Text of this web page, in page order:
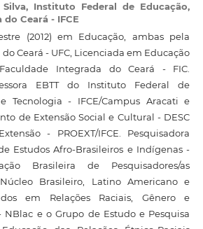
Instituto Federal de Educação,
Ceará - IFCE
(2012) em Educação, ambas pela
Ceará - UFC, Licenciada em Educação
Integrada do Ceará - FIC.
EBTT do Instituto Federal de
Tecnologia - IFCE/Campus Aracati e
de Extensão Social e Cultural - DESC
- PROEXT/IFCE. Pesquisadora
Estudos Afro-Brasileiros e Indígenas -
Brasileira de Pesquisadores/as
Brasileiro, Latino Americano e
em Relações Raciais, Gênero e
NBlac e o Grupo de Estudo e Pesquisa